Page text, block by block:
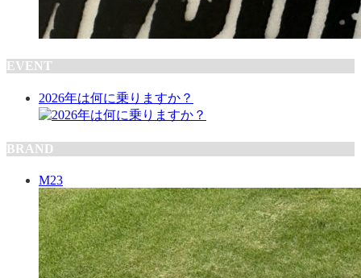
EVENT
2026年は何に乗りますか？
BRAND
M23